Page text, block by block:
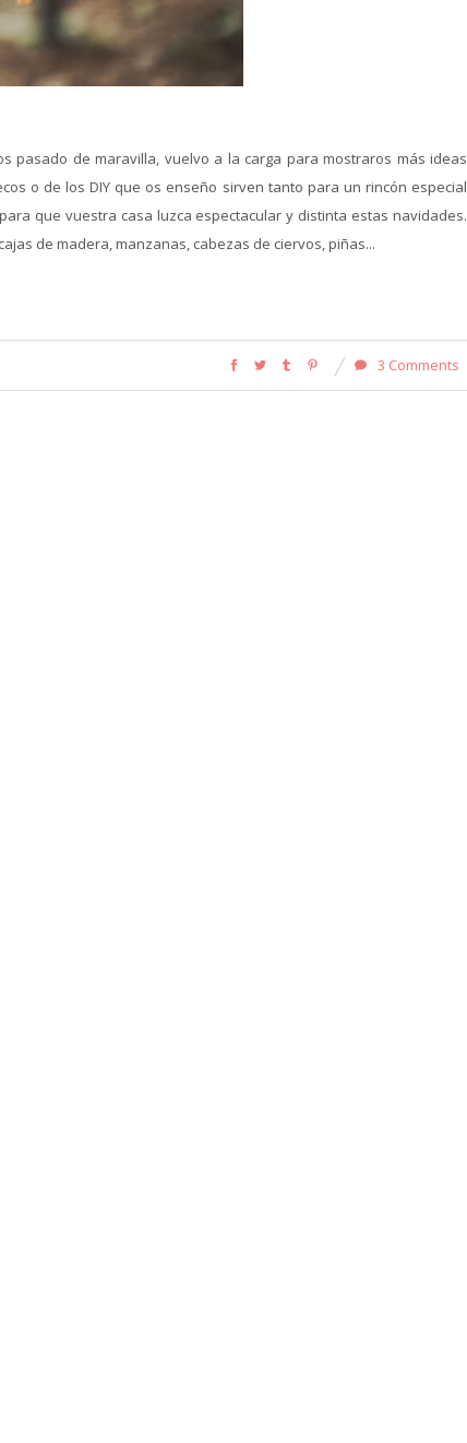
pasado de maravilla, vuelvo a la carga para mostraros más ideas
o de los DIY que os enseño sirven tanto para un rincón especial
que vuestra casa luzca espectacular y distinta estas navidades.
de madera, manzanas, cabezas de ciervos, piñas...
3 Comments